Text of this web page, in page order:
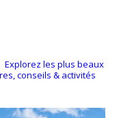
Explorez les plus beaux
conseils & activités